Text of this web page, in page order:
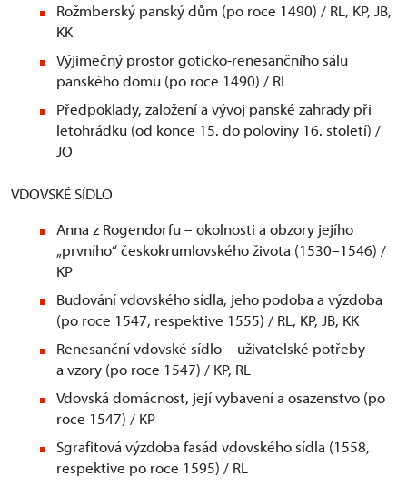
Rožmberský panský dům (po roce 1490) / RL, KP, JB,
KK
Výjimečný prostor goticko-renesančního sálu
panského domu (po roce 1490) / RL
Předpoklady, založení a vývoj panské zahrady při
letohrádku (od konce 15. do poloviny 16. století) /
JO
VDOVSKÉ SÍDLO
Anna z Rogendorfu – okolnosti a obzory jejího
„prvního“ českokrumlovského života (1530–1546) /
KP
Budování vdovského sídla, jeho podoba a výzdoba
(po roce 1547, respektive 1555) / RL, KP, JB, KK
Renesanční vdovské sídlo – uživatelské potřeby
a vzory (po roce 1547) / KP, RL
Vdovská domácnost, její vybavení a osazenstvo (po
roce 1547) / KP
Sgrafitová výzdoba fasád vdovského sídla (1558,
respektive po roce 1595) / RL